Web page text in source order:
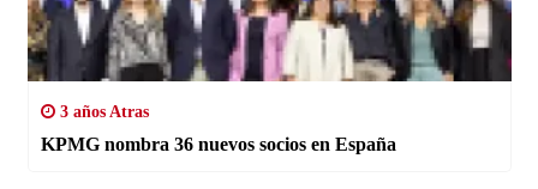
3 años Atras
KPMG nombra 36 nuevos socios en España